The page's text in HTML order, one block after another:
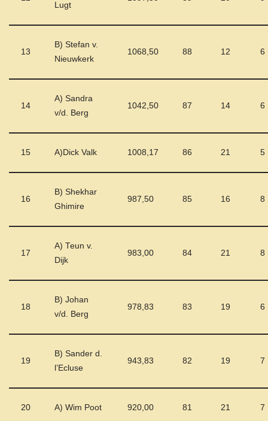
Lugt
13
B) Stefan v.
Nieuwkerk
1068,50 88 12 6
14
A) Sandra
v/d. Berg
1042,50 87 14 6
15 A)Dick Valk 1008,17 86 21 5
16
B) Shekhar
Ghimire
987,50 85 16 8
17
A) Teun v.
Dijk
983,00 84 21 8
18
B) Johan
v/d. Berg
978,83 83 19 6
19
B) Sander d.
l’Ecluse
943,83 82 19 7
20 A) Wim Poot 920,00 81 21 7